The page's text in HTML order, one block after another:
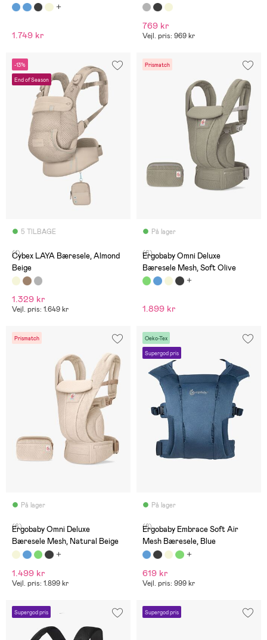
1.749 kr
769 kr
Vejl. pris: 969 kr
-13%
End of Season
5 TILBAGE
(1)
Cybex LAYA Bæresele, Almond
Beige
1.329 kr
Vejl. pris: 1.649 kr
Prismatch
På lager
(6)
Ergobaby Omni Deluxe
Bæresele Mesh, Soft Olive
1.899 kr
Prismatch
På lager
(6)
Ergobaby Omni Deluxe
Bæresele Mesh, Natural Beige
1.499 kr
Vejl. pris: 1.899 kr
Oeko-Tex
Supergod pris
På lager
(8)
Ergobaby Embrace Soft Air
Mesh Bæresele, Blue
619 kr
Vejl. pris: 999 kr
Supergod pris Supergod pris